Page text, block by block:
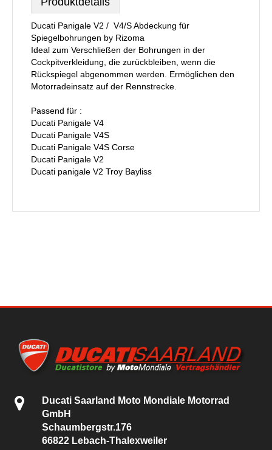
Ducati Panigale V2 / V4/S Abdeckung für
Spiegelbohrungen by Rizoma
Ideal zum Verschließen der Bohrungen in der
Cockpitverkleidung, die zurückbleiben, wenn die
Rückspiegel abgenommen werden. Ermöglichen den
Motorradeinsatz auf der Rennstrecke.
Passend für :
Ducati Panigale V4
Ducati Panigale V4S
Ducati Panigale V4S Corse
Ducati Panigale V2
Ducati panigale V2 Troy Bayliss
Ducati Saarland Moto Mondiale Motorrad
GmbH
Schaumbergstr.176
66822 Lebach-Thalexweiler